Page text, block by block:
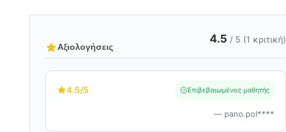
Αξιολογήσεις
4.5 / 5 (1 κριτική)
4.5/5 Επιβεβαιωμένος μαθητής
— pano.pol****